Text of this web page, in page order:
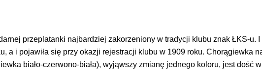
przeplatanki najbardziej zakorzeniony w tradycji klubu znak ŁKS-u.
a i pojawiła się przy okazji rejestracji klubu w 1909 roku. Chorągiewka
biało-czerwono-biała), wyjąwszy zmianę jednego koloru, jest dość